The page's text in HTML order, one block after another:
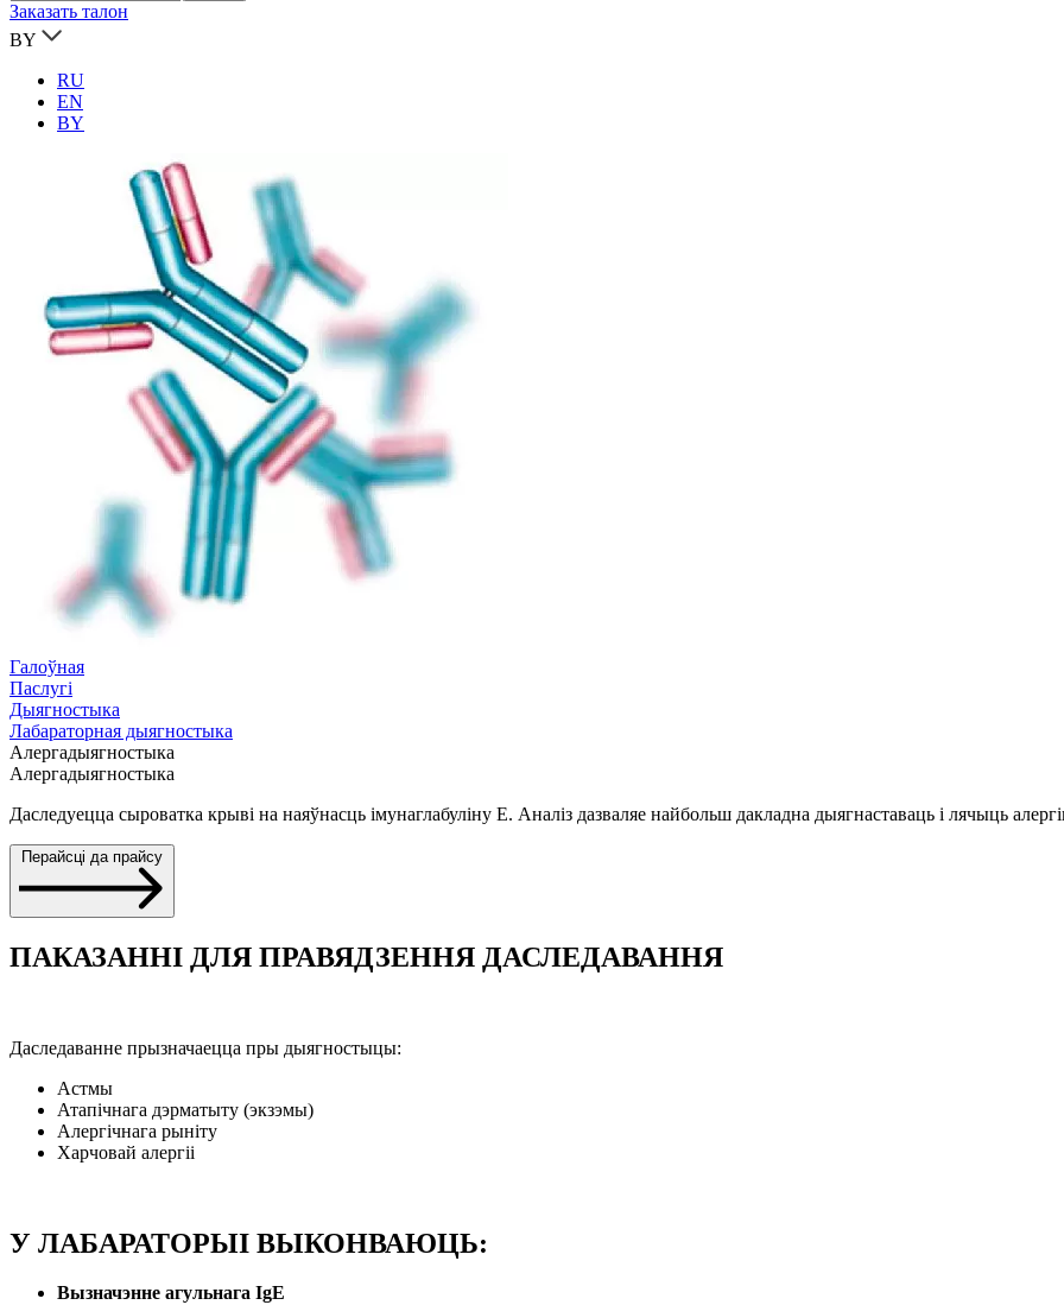
Заказать талон
BY
RU
EN
BY
Галоўная
Паслугі
Дыягностыка
Лабараторная дыягностыка
Алергадыягностыка
Алергадыягностыка
Даследуецца сыроватка крыві на наяўнасць імунаглабуліну Е. Аналіз дазваляе найбольш дакладна дыягнаставаць і лячыць
Перайсці да прайсу
ПАКАЗАННІ ДЛЯ ПРАВЯДЗЕННЯ ДАСЛЕДАВАННЯ
Даследаванне прызначаецца пры дыягностыцы:
Астмы
Атапічнага дэрматыту (экзэмы)
Алергічнага рыніту
Харчовай алергіі
У ЛАБАРАТОРЫІ ВЫКОНВАЮЦЬ:
Вызначэнне агульнага IgE